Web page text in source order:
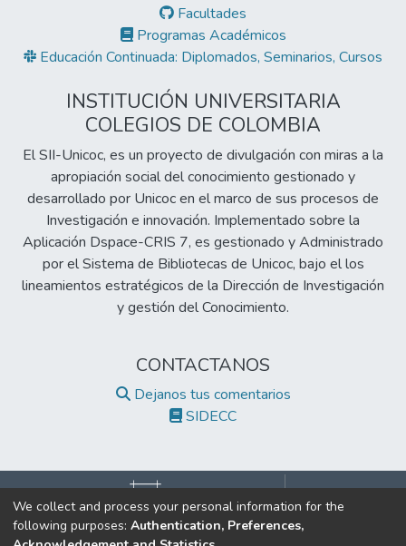
orientadas a satisfacer necesidades, las
cuales son generalmente medidas a través
de percepciones. Con este estudio se
calidad de los usuarios de los servicios de
odontología, en la Clínica Odontológica
de 2006, mediante la medición de la
percepción de la calidad según los
procesos, relacionados con la prestación de
los servicios de odontología, estructura y
los resultados percibidos por los usuarios y
determinar la importancia relativa de los
factores en la repetición del servicio. Me
Keithen en 1966 y Kronfield en 1979,
que un odontólogo sea bueno, la calidad
encontraron que los pacientes casi siempre
perciben la calidad de la atención en cuanto
en capacidad de valorar objetivamente la
competencia técnica del odontólogo. Los
resultados del presente estudio mostraron
que todos los usuarios se sintieron a gusto
Facultades
Programas Académicos
Educación Continuada: Diplomados, Seminarios, Cursos
INSTITUCIÓN UNIVERSITARIA
COLEGIOS DE COLOMBIA
El SII-Unicoc, es un proyecto de divulgación con miras a la
apropiación social del conocimiento gestionado y
desarrollado por Unicoc en el marco de sus procesos de
Investigación e innovación. Implementado sobre la
Aplicación Dspace-CRIS 7, es gestionado y Administrado
por el Sistema de Bibliotecas de Unicoc, bajo el los
lineamientos estratégicos de la Dirección de Investigación
y gestión del Conocimiento.
CONTACTANOS
Dejanos tus comentarios
SIDECC
©2017 Todos los derechos reservados.
We collect and process your personal information for the
following purposes: Authentication, Preferences,